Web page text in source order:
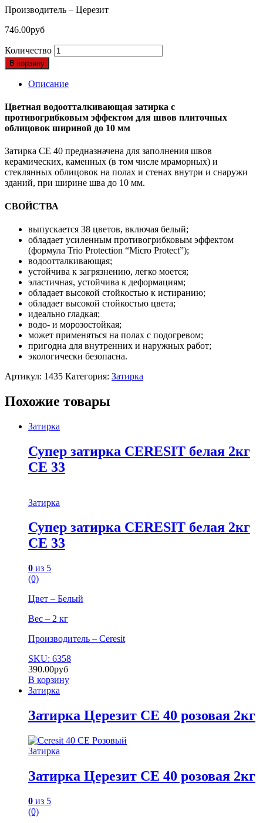
Производитель – Церезит
746.00руб
Количество
В корзину
Описание
Цветная водоотталкивающая затирка с
противогрибковым эффектом для швов плиточных
облицовок шириной до 10 мм
Затирка CE 40 предназначена для заполнения швов
керамических, каменных (в том числе мраморных) и
стеклянных облицовок на полах и стенах внутри и снаружи
зданий, при ширине шва до 10 мм.
СВОЙСТВА
выпускается 38 цветов, включая белый;
обладает усиленным противогрибковым эффектом
(формула Trio Protection “Micro Protect”);
водоотталкивающая;
устойчива к загрязнению, легко моется;
эластичная, устойчива к деформациям;
обладает высокой стойкостью к истиранию;
обладает высокой стойкостью цвета;
идеально гладкая;
водо- и морозостойкая;
может применяться на полах с подогревом;
пригодна для внутренних и наружных работ;
экологически безопасна.
Артикул: 1435 Категория: Затирка
Похожие товары
Затирка
Супер затирка CERESIT белая 2кг
СЕ 33
Затирка
Супер затирка CERESIT белая 2кг
СЕ 33
0 из 5
(0)
Цвет – Белый
Вес – 2 кг
Производитель – Ceresit
SKU: 6358
390.00руб
В корзину
Затирка
Затирка Церезит СЕ 40 розовая 2кг
Затирка
Затирка Церезит СЕ 40 розовая 2кг
0 из 5
(0)